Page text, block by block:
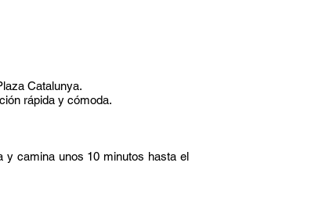
Catalunya.
rápida y cómoda.
y camina unos 10 minutos hasta el